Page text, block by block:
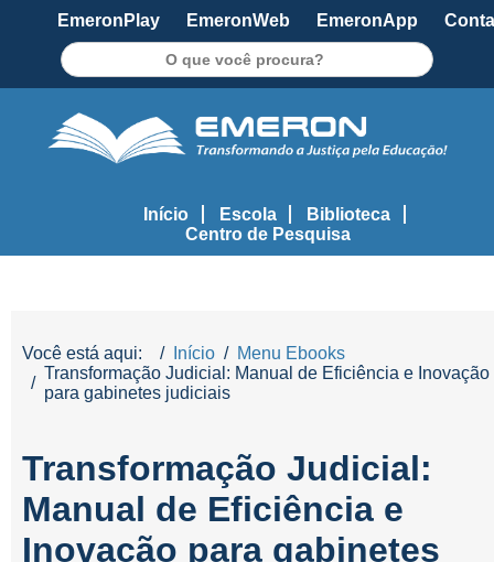
EmeronPlay EmeronWeb EmeronApp
Início Escola
Biblioteca
Centro de Pesquisa
Você está aqui: Início
Menu Ebooks
Transformação Judicial: Manual de Eficiência e Inovação
para gabinetes judiciais
Transformação Judicial:
Manual de Eficiência e
Inovação para gabinetes